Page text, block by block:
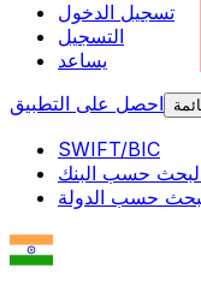
تسجيل الدخول
التسجيل
يساعد
احصل على التطبيق
SWIFT/BIC
حسب البنك
حسب الدولة